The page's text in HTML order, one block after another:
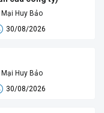
Huy Bảo
30/08/2026
Huy Bảo
30/08/2026